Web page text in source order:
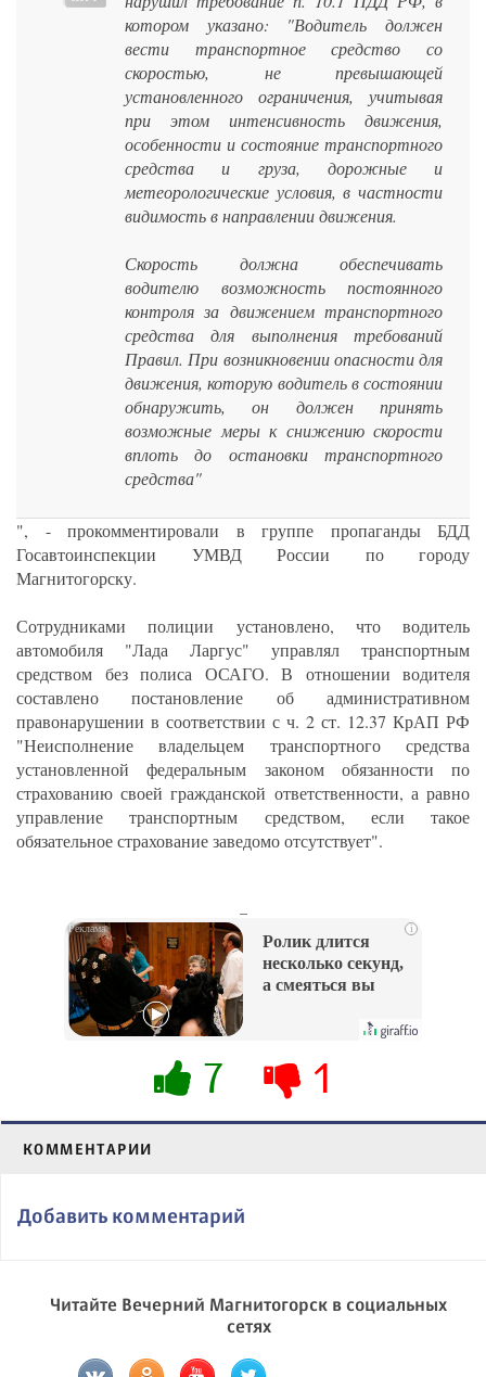
котором указано: "Водитель должен
вести транспортное средство со
скоростью, не превышающей
установленного ограничения, учитывая
при этом интенсивность движения,
особенности и состояние транспортного
средства и груза, дорожные и
метеорологические условия, в частности
видимость в направлении движения.
Скорость должна обеспечивать
водителю возможность постоянного
контроля за движением транспортного
средства для выполнения требований
Правил. При возникновении опасности для
движения, которую водитель в состоянии
обнаружить, он должен принять
возможные меры к снижению скорости
вплоть до остановки транспортного
средства"
", - прокомментировали в группе пропаганды БДД
Госавтоинспекции УМВД России по городу
Магнитогорску.
Сотрудниками полиции установлено, что водитель
автомобиля "Лада Ларгус" управлял транспортным
средством без полиса ОСАГО. В отношении водителя
составлено постановление об административном
правонарушении в соответствии с ч. 2 ст. 12.37 КрАП РФ
"Неисполнение владельцем транспортного средства
установленной федеральным законом обязанности по
страхованию своей гражданской ответственности, а равно
управление транспортным средством, если такое
обязательное страхование заведомо отсутствует".
i
Ролик длится
несколько секунд,
а смеяться вы
7 1
КОММЕНТАРИИ
Добавить комментарий
Читайте Вечерний Магнитогорск в социальных
сетях